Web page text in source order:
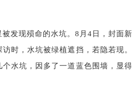
发现殒命的水坑。8月4日，封面新
时，水坑被绿植遮挡，若隐若现。
水坑，因多了一道蓝色围墙，显得